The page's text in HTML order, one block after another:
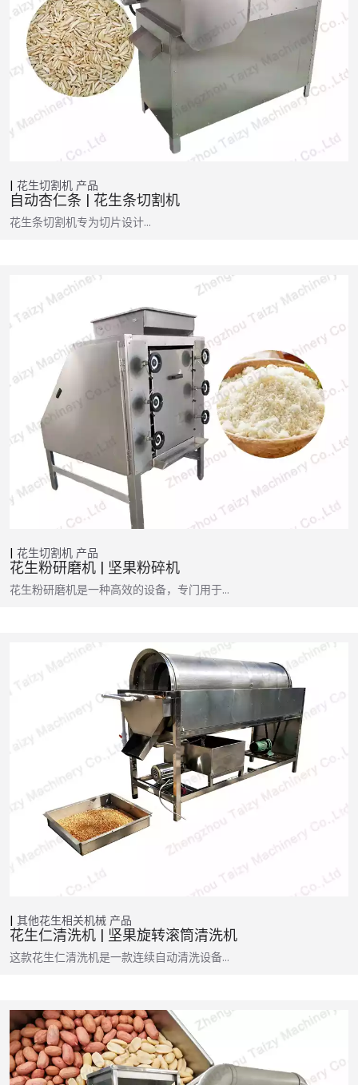
花生切割机 产品
自动杏仁条 | 花生条切割机
花生条切割机专为切片设计…
花生切割机 产品
花生粉研磨机 | 坚果粉碎机
花生粉研磨机是一种高效的设备，专门用于…
其他花生相关机械 产品
花生仁清洗机 | 坚果旋转滚筒清洗机
这款花生仁清洗机是一款连续自动清洗设备…